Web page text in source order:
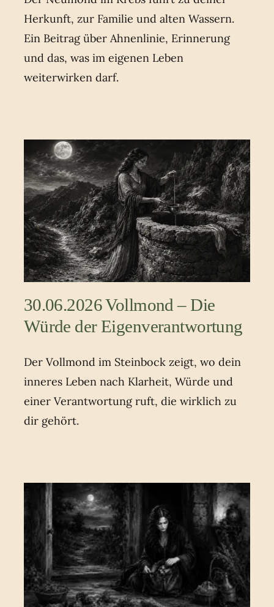
Herkunft, zur Familie und alten Wassern.
Ein Beitrag über Ahnenlinie, Erinnerung
und das, was im eigenen Leben
weiterwirken darf.
30.06.2026 Vollmond – Die
Würde der Eigenverantwortung
Der Vollmond im Steinbock zeigt, wo dein
inneres Leben nach Klarheit, Würde und
einer Verantwortung ruft, die wirklich zu
dir gehört.